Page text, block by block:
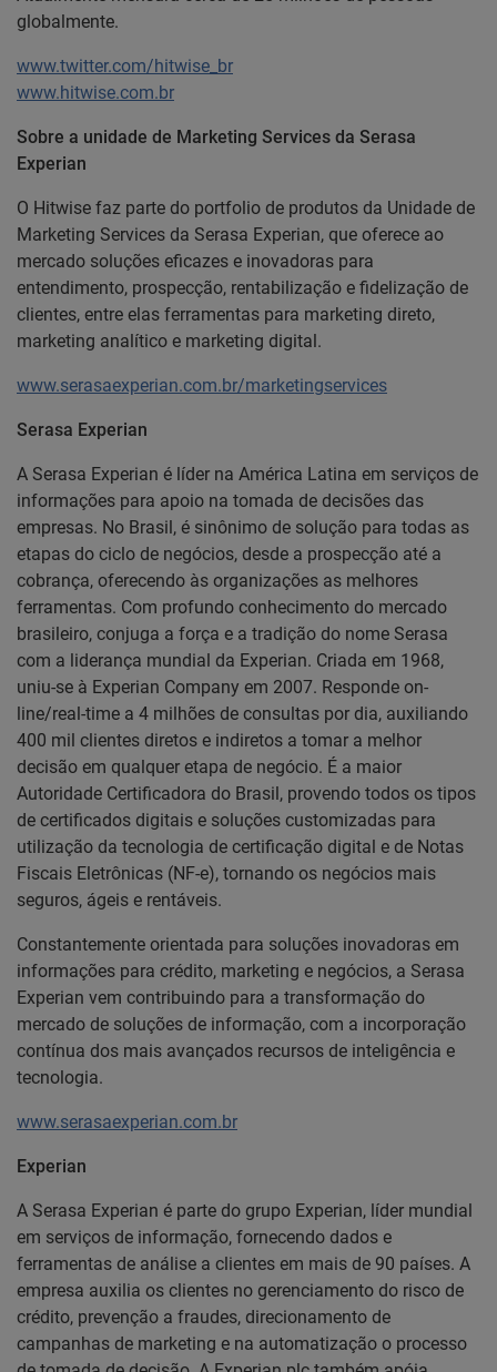
globalmente.
www.twitter.com/hitwise_br
www.hitwise.com.br
Sobre a unidade de Marketing Services da Serasa
Experian
O Hitwise faz parte do portfolio de produtos da Unidade de
Marketing Services da Serasa Experian, que oferece ao
mercado soluções eficazes e inovadoras para
entendimento, prospecção, rentabilização e fidelização de
clientes, entre elas ferramentas para marketing direto,
marketing analítico e marketing digital.
www.serasaexperian.com.br/marketingservices
Serasa Experian
A Serasa Experian é líder na América Latina em serviços de
informações para apoio na tomada de decisões das
empresas. No Brasil, é sinônimo de solução para todas as
etapas do ciclo de negócios, desde a prospecção até a
cobrança, oferecendo às organizações as melhores
ferramentas. Com profundo conhecimento do mercado
brasileiro, conjuga a força e a tradição do nome Serasa
com a liderança mundial da Experian. Criada em 1968,
uniu-se à Experian Company em 2007. Responde on-
line/real-time a 4 milhões de consultas por dia, auxiliando
400 mil clientes diretos e indiretos a tomar a melhor
decisão em qualquer etapa de negócio. É a maior
Autoridade Certificadora do Brasil, provendo todos os tipos
de certificados digitais e soluções customizadas para
utilização da tecnologia de certificação digital e de Notas
Fiscais Eletrônicas (NF-e), tornando os negócios mais
seguros, ágeis e rentáveis.
Constantemente orientada para soluções inovadoras em
informações para crédito, marketing e negócios, a Serasa
Experian vem contribuindo para a transformação do
mercado de soluções de informação, com a incorporação
contínua dos mais avançados recursos de inteligência e
tecnologia.
www.serasaexperian.com.br
Experian
A Serasa Experian é parte do grupo Experian, líder mundial
em serviços de informação, fornecendo dados e
ferramentas de análise a clientes em mais de 90 países. A
empresa auxilia os clientes no gerenciamento do risco de
crédito, prevenção a fraudes, direcionamento de
campanhas de marketing e na automatização o processo